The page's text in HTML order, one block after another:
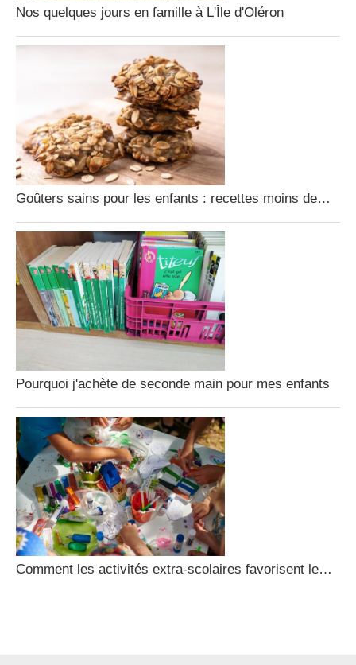
Nos quelques jours en famille à L'Île d'Oléron
Goûters sains pour les enfants : recettes moins de…
Pourquoi j'achète de seconde main pour mes enfants
Comment les activités extra-scolaires favorisent le…